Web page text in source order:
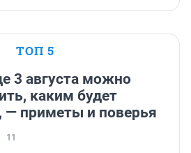
ТОП 5
3 августа можно
каким будет
— приметы и поверья
11